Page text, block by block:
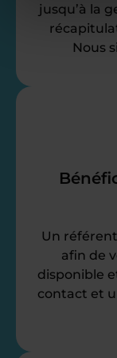
jusqu’à la
Nous
Un
afin de
disponible
contact et